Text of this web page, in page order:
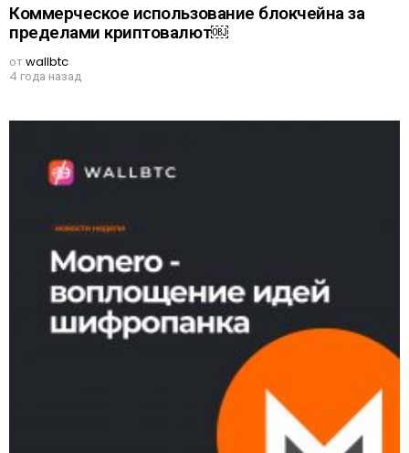
Коммерческое использование блокчейна за
пределами криптовалют￼
отwallbtc
4 года назад